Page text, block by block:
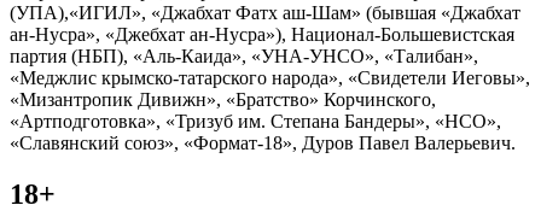
(УПА),«ИГИЛ», «Джабхат Фатх аш-Шам» (бывшая «Джабхат
ан-Нусра», «Джебхат ан-Нусра»), Национал-Большевистская
партия (НБП), «Аль-Каида», «УНА-УНСО», «Талибан»,
«Меджлис крымско-татарского народа», «Свидетели Иеговы»,
«Мизантропик Дивижн», «Братство» Корчинского,
«Артподготовка», «Тризуб им. Степана Бандеры», «НСО»,
«Славянский союз», «Формат-18», Дуров Павел Валерьевич.
18+